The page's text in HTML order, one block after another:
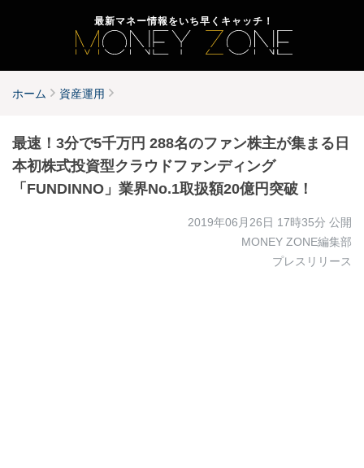
最新マネー情報をいち早くキャッチ！
ホーム 資産運用
最速！3分で5千万円 288名のファン株主が集まる日
本初株式投資型クラウドファンディング
「FUNDINNO」業界No.1取扱額20億円突破！
2019年06月26日 17時35分 公開
MONEY ZONE編集部
プレスリリース